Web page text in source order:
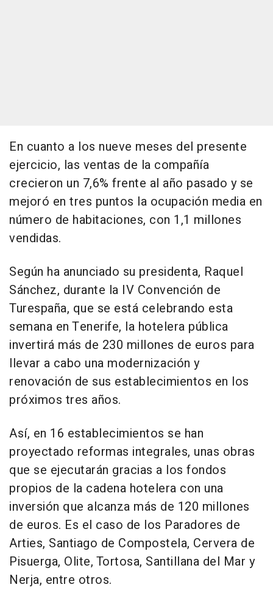
En cuanto a los nueve meses del presente
ejercicio, las ventas de la compañía
crecieron un 7,6% frente al año pasado y se
mejoró en tres puntos la ocupación media en
número de habitaciones, con 1,1 millones
vendidas.
Según ha anunciado su presidenta, Raquel
Sánchez, durante la IV Convención de
Turespaña, que se está celebrando esta
semana en Tenerife, la hotelera pública
invertirá más de 230 millones de euros para
llevar a cabo una modernización y
renovación de sus establecimientos en los
próximos tres años.
Así, en 16 establecimientos se han
proyectado reformas integrales, unas obras
que se ejecutarán gracias a los fondos
propios de la cadena hotelera con una
inversión que alcanza más de 120 millones
de euros. Es el caso de los Paradores de
Arties, Santiago de Compostela, Cervera de
Pisuerga, Olite, Tortosa, Santillana del Mar y
Nerja, entre otros.